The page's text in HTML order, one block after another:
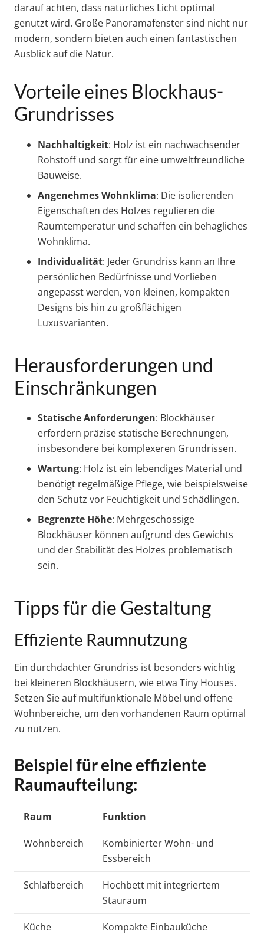
darauf achten, dass natürliches Licht optimal
genutzt wird. Große Panoramafenster sind nicht nur
modern, sondern bieten auch einen fantastischen
Ausblick auf die Natur.
Vorteile eines Blockhaus-
Grundrisses
Nachhaltigkeit: Holz ist ein nachwachsender
Rohstoff und sorgt für eine umweltfreundliche
Bauweise.
Angenehmes Wohnklima: Die isolierenden
Eigenschaften des Holzes regulieren die
Raumtemperatur und schaffen ein behagliches
Wohnklima.
Individualität: Jeder Grundriss kann an Ihre
persönlichen Bedürfnisse und Vorlieben
angepasst werden, von kleinen, kompakten
Designs bis hin zu großflächigen
Luxusvarianten.
Herausforderungen und
Einschränkungen
Statische Anforderungen: Blockhäuser
erfordern präzise statische Berechnungen,
insbesondere bei komplexeren Grundrissen.
Wartung: Holz ist ein lebendiges Material und
benötigt regelmäßige Pflege, wie beispielsweise
den Schutz vor Feuchtigkeit und Schädlingen.
Begrenzte Höhe: Mehrgeschossige
Blockhäuser können aufgrund des Gewichts
und der Stabilität des Holzes problematisch
sein.
Tipps für die Gestaltung
Effiziente Raumnutzung
Ein durchdachter Grundriss ist besonders wichtig
bei kleineren Blockhäusern, wie etwa Tiny Houses.
Setzen Sie auf multifunktionale Möbel und offene
Wohnbereiche, um den vorhandenen Raum optimal
zu nutzen.
Beispiel für eine effiziente
Raumaufteilung:
Raum Funktion
Wohnbereich
Kombinierter Wohn- und
Essbereich
Schlafbereich
Hochbett mit integriertem
Stauraum
Küche Kompakte Einbauküche